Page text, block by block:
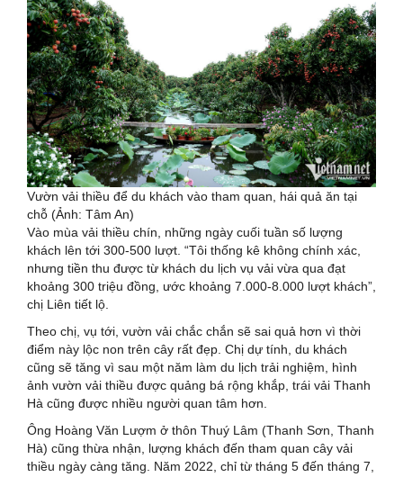
Vườn vải thiều để du khách vào tham quan, hái quả ăn tại
chỗ (Ảnh: Tâm An)
Vào mùa vải thiều chín, những ngày cuối tuần số lượng
khách lên tới 300-500 lượt. “Tôi thống kê không chính xác,
nhưng tiền thu được từ khách du lịch vụ vải vừa qua đạt
khoảng 300 triệu đồng, ước khoảng 7.000-8.000 lượt khách”,
chị Liên tiết lộ.
Theo chị, vụ tới, vườn vải chắc chắn sẽ sai quả hơn vì thời
điểm này lộc non trên cây rất đẹp. Chị dự tính, du khách
cũng sẽ tăng vì sau một năm làm du lịch trải nghiệm, hình
ảnh vườn vải thiều được quảng bá rộng khắp, trái vải Thanh
Hà cũng được nhiều người quan tâm hơn.
Ông Hoàng Văn Lượm ở thôn Thuý Lâm (Thanh Sơn, Thanh
Hà) cũng thừa nhận, lượng khách đến tham quan cây vải
thiều ngày càng tăng. Năm 2022, chỉ từ tháng 5 đến tháng 7,